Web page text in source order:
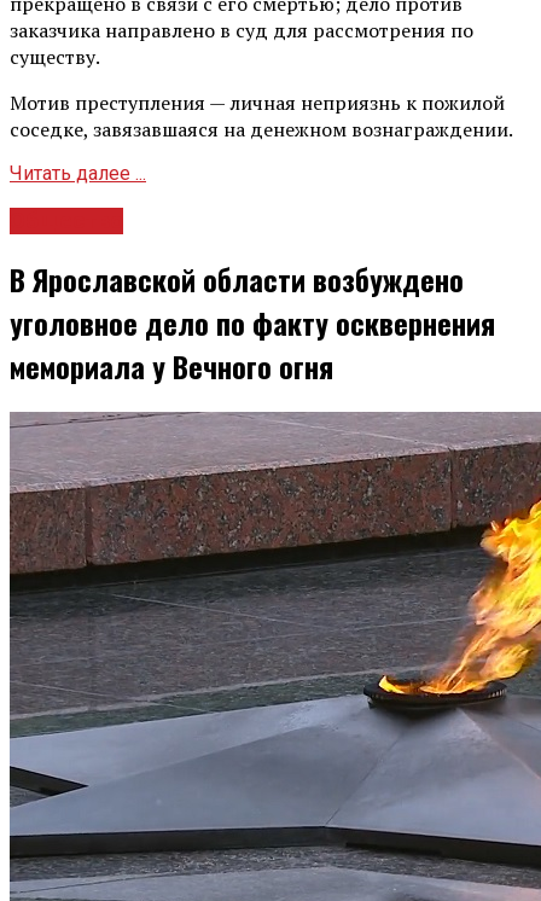
заказчика направлено в суд для рассмотрения по
существу.
Мотив преступления — личная неприязнь к пожилой
соседке, завязавшаяся на денежном вознаграждении.
Читать далее ...
В Ярославской области возбуждено
уголовное дело по факту осквернения
мемориала у Вечного огня